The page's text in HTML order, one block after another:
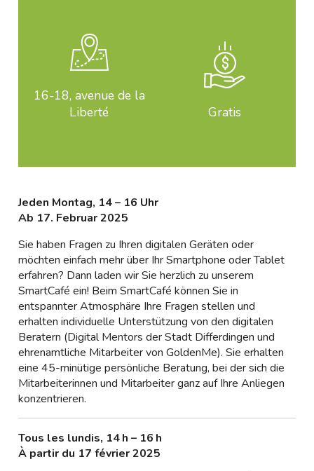
16-18, avenue de la
Liberté
Gratis
Jeden Montag, 14 – 16 Uhr
Ab 17. Februar 2025
Sie haben Fragen zu Ihren digitalen Geräten oder
möchten einfach mehr über Ihr Smartphone oder Tablet
erfahren? Dann laden wir Sie herzlich zu unserem
SmartCafé ein! Beim SmartCafé können Sie in
entspannter Atmosphäre Ihre Fragen stellen und
erhalten individuelle Unterstützung von den digitalen
Beratern (Digital Mentors der Stadt Differdingen und
ehrenamtliche Mitarbeiter von GoldenMe). Sie erhalten
eine 45-minütige persönliche Beratung, bei der sich die
Mitarbeiterinnen und Mitarbeiter ganz auf Ihre Anliegen
konzentrieren.
Tous les lundis, 14 h – 16 h
À partir du 17 février 2025